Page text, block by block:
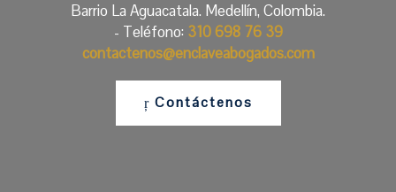
Barrio La Aguacatala. Medellín, Colombia.
- Teléfono: 310 698 76 39
contactenos@enclaveabogados.com
Contáctenos